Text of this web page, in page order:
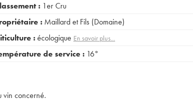
: 1er Cru
: Maillard et Fils (Domaine)
:écologique En savoir plus...
de service : 16°
vin concerné.